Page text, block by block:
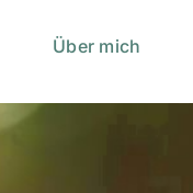
Über mich